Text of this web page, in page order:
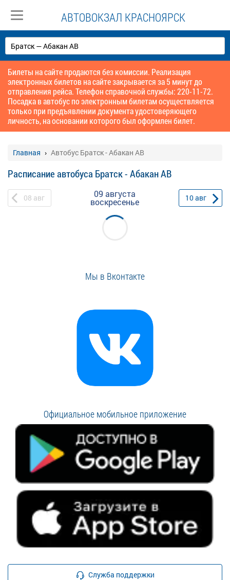
АВТОВОКЗАЛ КРАСНОЯРСК
Билеты на сайте продаются без комиссии. Реализация
электронных билетов на сайте закрывается за 5 минут до
отправления рейса. Телефон справочной службы: 220-11-72.
Посадка в автобус по электронным билетам осуществляется
только при предъявлении документа удостоверяющего
личность, на основании которого был оформлен билет.
Главная Автобус Братск - Абакан АВ
Расписание автобуса Братск - Абакан АВ
08 авг 09 августа
воскресенье 10авг
Мы в Вконтакте
Официальное мобильное приложение
Служба поддержки